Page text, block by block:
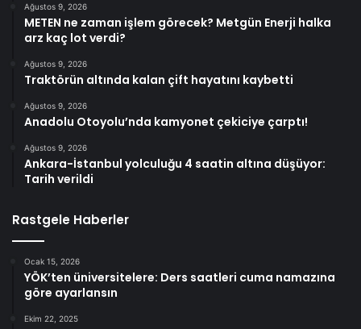
Ağustos 9, 2026
METEN ne zaman işlem görecek? Metgün Enerji halka
arz kaç lot verdi?
Ağustos 9, 2026
Traktörün altında kalan çift hayatını kaybetti
Ağustos 9, 2026
Anadolu Otoyolu’nda kamyonet çekiciye çarptı!
Ağustos 9, 2026
Ankara-İstanbul yolculuğu 4 saatin altına düşüyor:
Tarih verildi
Rastgele Haberler
Ocak 15, 2026
YÖK’ten üniversitelere: Ders saatleri cuma namazına
göre ayarlansın
Ekim 22, 2025